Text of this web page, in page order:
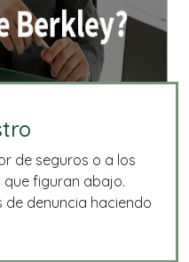
de seguros o a los
figuran abajo.
denuncia haciendo